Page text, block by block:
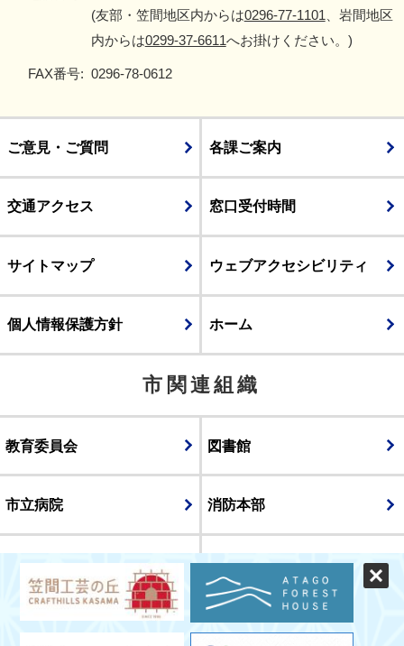
(友部・笠間地区内からは0296-77-1101 、岩間地区
内からは0299-37-6611へお掛けください。)
FAX番号: 0296-78-0612
ご意見・ご質問 各課ご案内
交通アクセス 窓口受付時間
サイトマップ ウェブアクセシビリティ
個人情報保護方針 ホーム
市関連組織
教育委員会 図書館
市立病院 消防本部
議会
表示 スマートフォン版 パソコン版